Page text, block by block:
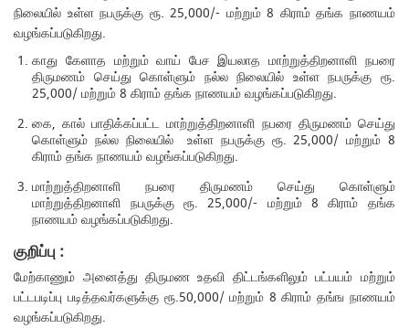
நிலையில் உள்ள நபருக்கு ரூ. 25,000/- மற்றும் 8 கிராம் தங்க நாணயம்
வழங்கப்படுகிறது.
காது கேளாத மற்றும் வாய் பேச இயலாத மாற்றுத்திறனாளி நபரை
திருமணம் செய்து கொள்ளும் நல்ல நிலையில் உள்ள நபருக்கு ரூ.
25,000/ மற்றும் 8 கிராம் தங்க நாணயம் வழங்கப்படுகிறது.
கை, கால் பாதிக்கப்பட்ட மாற்றுத்திறனாளி நபரை திருமணம் செய்து
கொள்ளும் நல்ல நிலையில் உள்ள நபருக்கு ரூ. 25,000/ மற்றும் 8
கிராம் தங்க நாணயம் வழங்கப்படுகிறது.
மாற்றுத்திறனாளி நபரை திருமணம் செய்து கொள்ளும்
மாற்றுத்திறனாளி நபருக்கு ரூ. 25,000/- மற்றும் 8 கிராம் தங்க
நாணயம் வழங்கப்படுகிறது.
குறிப்பு :
மேற்காணும் அனைத்து திருமண உதவி திட்டங்களிலும் பட்பயம் மற்றும்
பட்டபடிப்பு படித்தவர்களுக்கு ரூ.50,000/ மற்றும் 8 கிராம் தங்ங நாணயம்
வழங்கப்படுகிறது.